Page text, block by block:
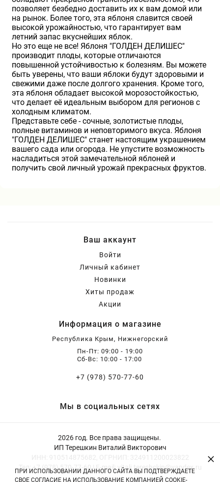
позволяет безбедно доставить их к вам домой или
на рынок. Более того, эта яблоня славится своей
высокой урожайностью, что гарантирует вам
летний запас вкуснейших яблок.
Но это еще не все! Яблоня "ГОЛДЕН ДЕЛИШЕС"
производит плоды, которые отличаются
повышенной устойчивостью к болезням. Вы можете
быть уверены, что ваши яблоки будут здоровыми и
свежими даже после долгого хранения. Кроме того,
эта яблоня обладает высокой морозостойкостью,
что делает её идеальным выбором для регионов с
холодным климатом.
Представьте себе - сочные, золотистые плоды,
полные витаминов и неповторимого вкуса. Яблоня
"ГОЛДЕН ДЕЛИШЕС" станет настоящим украшением
вашего сада или огорода. Не упустите возможность
насладиться этой замечательной яблоней и
получить свой личный урожай прекрасных фруктов.
Ваш аккаунт
Войти
Личный кабинет
Новинки
Хиты продаж
Акции
Информация о магазине
Республика Крым, Нижнегорский
Пн-Пт: 09:00 - 19:00
Сб-Вс: 10:00 - 17:00
+7 (978) 570-77-60
Мы в социальных сетях
2026 год. Все права защищены.
ИП Терешкин Виталий Викторович
Тел: +7 (978) 570-77-60 | E-mail: vitali.tereshckin@yandex.ru
ПРИ ИСПОЛЬЗОВАНИИ ДАННОГО САЙТА ВЫ ПОДТВЕРЖДАЕТЕ
СВОЕ СОГЛАСИЕ НА ИСПОЛЬЗОВАНИЕ КОМПАНИЕЙ COOKIE-
×